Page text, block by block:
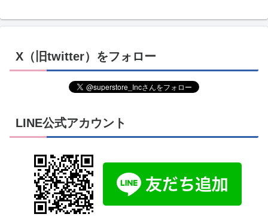
X（旧twitter）をフォロー
LINE公式アカウント